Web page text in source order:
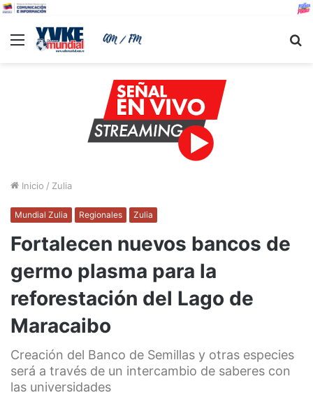
Menu
Inicio / Zulia
Mundial Zulia Regionales Zulia
Fortalecen nuevos bancos de
germo plasma para la
reforestación del Lago de
Maracaibo
Creación del Banco de Semillas y otras especies
será a través de un intercambio de saberes con
las universidades